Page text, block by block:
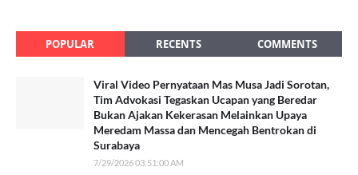
POPULAR RECENTS COMMENTS
Viral Video Pernyataan Mas Musa Jadi Sorotan,
Tim Advokasi Tegaskan Ucapan yang Beredar
Bukan Ajakan Kekerasan Melainkan Upaya
Meredam Massa dan Mencegah Bentrokan di
Surabaya
7/29/2026 03:51:00 AM